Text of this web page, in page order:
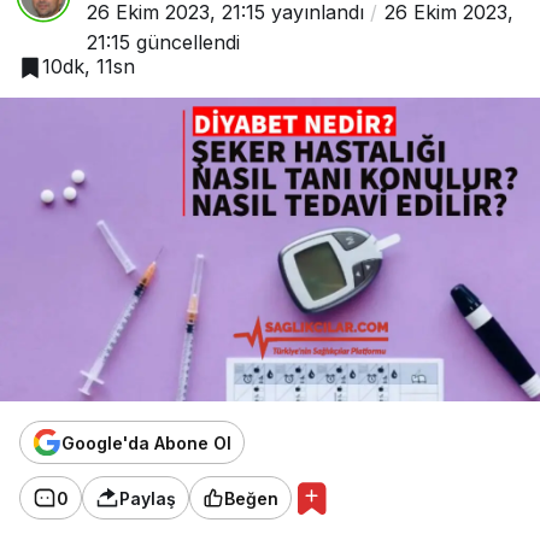
26 Ekim 2023, 21:15 yayınlandı
26 Ekim 2023,
21:15 güncellendi
10dk, 11sn
Google'da Abone Ol
0 Paylaş Beğen